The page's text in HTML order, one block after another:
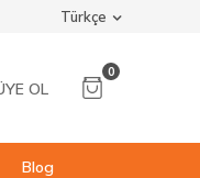
Türkçe
OL
0
Blog